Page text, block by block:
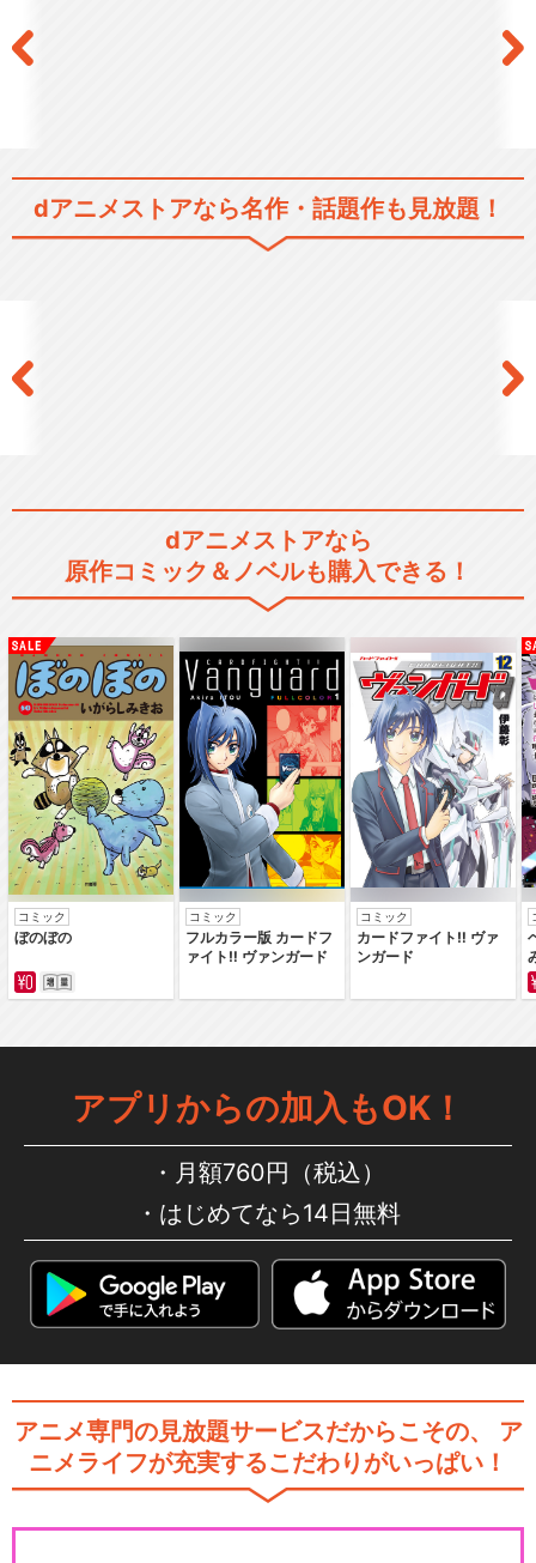
dアニメストアなら名作・話題作も見放題！
dアニメストアなら
原作コミック＆ノベルも購入できる！
コミック
ぼのぼの
コミック
フルカラー版 カードフ
ァイト‼ ヴァンガード
コミック
カードファイト‼ ヴァ
ンガード
アプリからの加入もOK！
月額760円（税込）
はじめてなら14日無料
アニメ専門の見放題サービスだからこその、
ア
ニメライフが充実するこだわりがいっぱい！